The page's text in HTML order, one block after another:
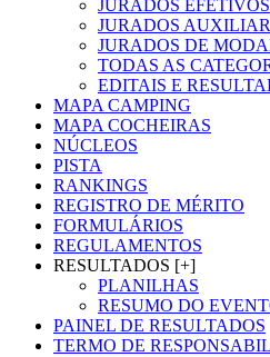
JURADOS EFETIVOS
JURADOS
JURADOS DE
TODAS AS
EDITAIS E
MAPA CAMPING
MAPA COCHEIRAS
NÚCLEOS
PISTA
RANKINGS
REGISTRO DE MÉRITO
FORMULÁRIOS
REGULAMENTOS
RESULTADOS [+]
PLANILHAS
RESUMO DO
PAINEL DE RESULTADOS
TERMO DE